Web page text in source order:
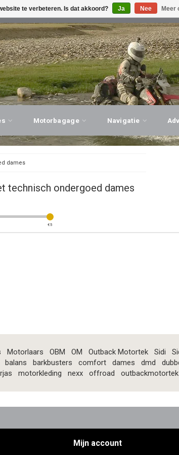
SERVICE! BEZOEK ONZE
Motorbagage Navigatie
dames
technisch ondergoed dames
€5
Motorlaars OBM OM Outback Motortek Sidi
balans barkbusters comfort dames dmd
motorkleding nexx offroad outbackmotortek
Mijn account
te verbeteren. Is dat akkoord? Ja Nee Meer